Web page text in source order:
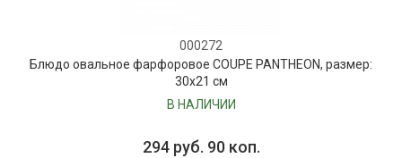
000272
Блюдо овальное фарфоровое COUPE PANTHEON, размер:
30х21 см
В НАЛИЧИИ
294 руб. 90 коп.